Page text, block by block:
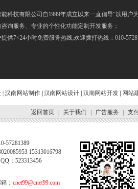
科技有限公司自1999年成立以来一直倡导“以用户
询服务、专业的个性化功能定制开发服务；
供7×24小时免费服务热线,欢迎拨打热线：010-
汉南网站制作 汉南网站设计 汉南网站开发 网站
返回首页 关于我们 广告服务 支
57281389
15313016798
：523313456
： cnet99@cnet99.com